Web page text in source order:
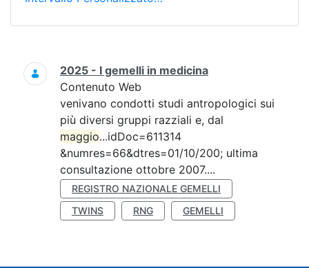
Ricerca
2025 - I gemelli in medicina
Contenuto Web
venivano condotti studi antropologici sui
più diversi gruppi razziali e, dal
maggio...idDoc=611314
&numres=66&dtres=01/10/200; ultima
consultazione ottobre 2007....
REGISTRO NAZIONALE GEMELLI
TWINS
RNG GEMELLI